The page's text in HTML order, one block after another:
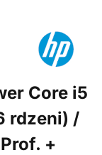
Core i5
rdzeni) /
+